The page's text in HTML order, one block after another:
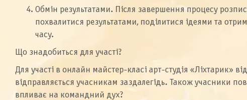
Обмін результатами. Після завершення процесу
похвалитися результатами, поділитися ідеями та
часу.
Що знадобиться для участі?
Для участі в онлайн майстер-класі арт-студія «Ліхтарик»
відправляється учасникам заздалегідь. Також учасники
впливає на командний дух?